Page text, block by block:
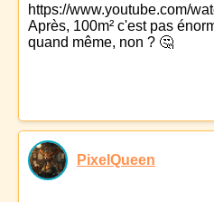
https://www.youtube.com/
Après, 100m² c'est pas
quand même, non ? 🤔
PixelQueen